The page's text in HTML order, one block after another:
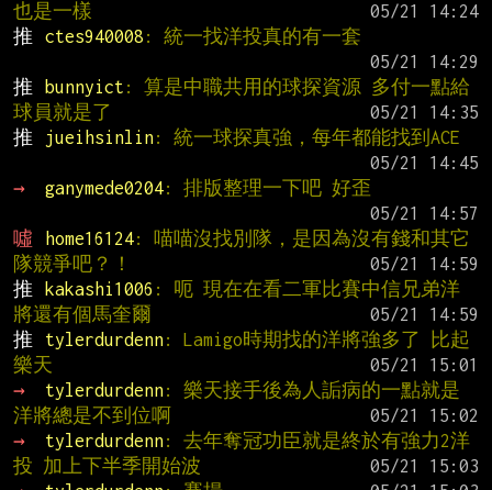
也是一樣
推
ctes940008 : 統一找洋投真的有一套
推
bunnyict : 算是中職共用的球探資源 多付一點給
球員就是了
推
jueihsinlin: 統一球探真強，每年都能找到ACE
→
ganymede0204: 排版整理一下吧 好歪
噓
home16124: 喵喵沒找別隊，是因為沒有錢和其它
隊競爭吧？！
推
kakashi1006 : 呃 現在在看二軍比賽中信兄弟洋
將還有個馬奎爾
推
tylerdurdenn: Lamigo時期找的洋將強多了 比起
樂天
→
tylerdurdenn: 樂天接手後為人詬病的一點就是
洋將總是不到位啊
→
tylerdurdenn: 去年奪冠功臣就是終於有強力2洋
投 加上下半季開始波